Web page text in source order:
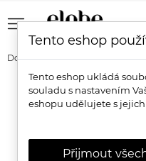
menu
Domů Značky Inika
Tento eshop
Tento eshop ukládá
souladu s nastavením
eshopu udělujete s
Přijmout